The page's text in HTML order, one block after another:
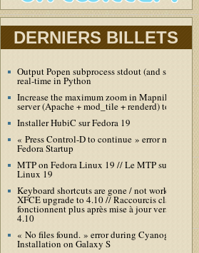
DERNIERS BILLETS
Output Popen subprocess stdout (and stderr) in
real-time in Python
Increase the maximum zoom in Mapnik tiles
server (Apache + mod_tile + renderd) to 19
Installer HubiC sur Fedora 19
« Press Control-D to continue » error message at
Fedora Startup
MTP on Fedora Linux 19 // Le MTP sur Fedora
Linux 19
Keyboard shortcuts are gone / not working after
XFCE upgrade to 4.10 // Raccourcis claviers ne
fonctionnent plus après mise à jour vers XFCE
4.10
« No files found. » error during Cyanogen
Installation on Galaxy S